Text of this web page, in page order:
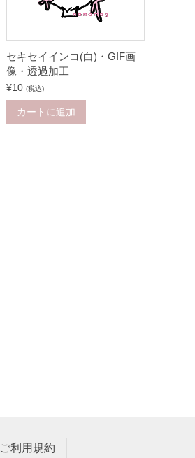
セキセイインコ(白)・GIF画
像・透過加工
¥10 (税込)
カートに追加
ご利用規約